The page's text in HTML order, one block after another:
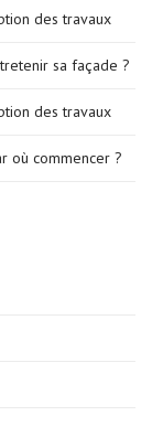
des travaux
sa façade ?
des travaux
où commencer ?